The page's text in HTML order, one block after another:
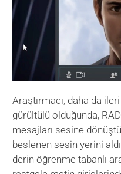
Araştırmacı, daha da
gürültülü olduğunda,
mesajları sesine
beslenen sesin yerini
derin öğrenme tabanlı